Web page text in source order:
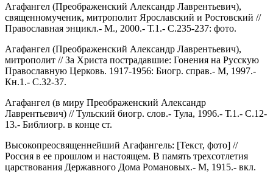
Агафангел (Преображенский Александр Лаврентьевич),
священномученик, митрополит Ярославский и Ростовский //
Православная энцикл.- М., 2000.- Т.1.- С.235-237: фото.
Агафангел (Преображенский Александр Лаврентьевич),
митрополит // За Христа пострадавшие: Гонения на Русскую
Православную Церковь. 1917-1956: Биогр. справ.- М, 1997.-
Кн.1.- С.32-37.
Агафангел (в миру Преображенский Александр
Лаврентьевич) // Тульский биогр. слов.- Тула, 1996.- Т.1.- С.12-
13.- Библиогр. в конце ст.
Высокопреосвященнейший Агафангель: [Текст, фото] //
Россия в ее прошлом и настоящем. В память трехсотлетия
царствования Державного Дома Романовых.- М, 1915.- вкл.